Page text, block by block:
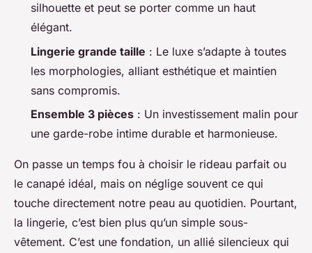
silhouette et peut se porter comme un haut
élégant.
Lingerie grande taille : Le luxe s’adapte à toutes
les morphologies, alliant esthétique et maintien
sans compromis.
Ensemble 3 pièces : Un investissement malin pour
une garde-robe intime durable et harmonieuse.
On passe un temps fou à choisir le rideau parfait ou
le canapé idéal, mais on néglige souvent ce qui
touche directement notre peau au quotidien. Pourtant,
la lingerie, c’est bien plus qu’un simple sous-
vêtement. C’est une fondation, un allié silencieux qui